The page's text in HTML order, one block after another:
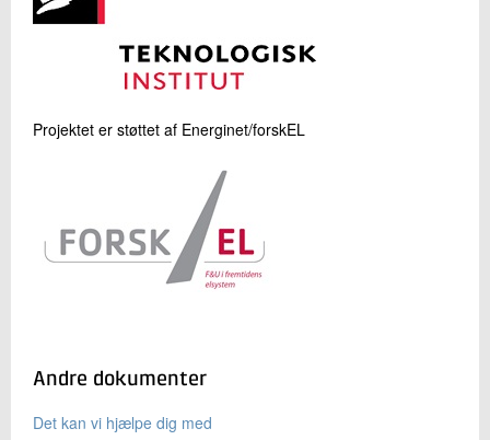
Projektet er støttet af Energinet/forskEL
Andre dokumenter
Det kan vi hjælpe dig med